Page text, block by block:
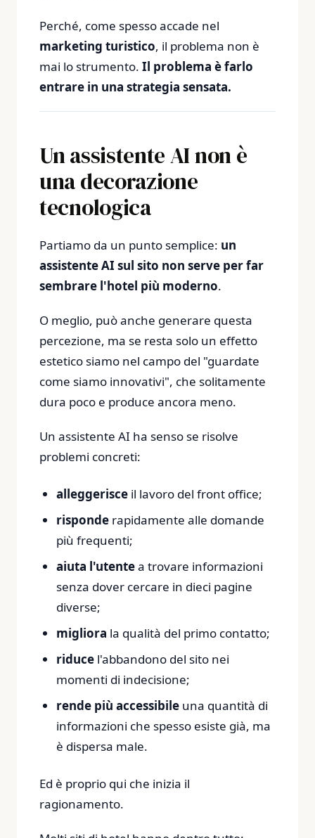
Perché, come spesso accade nel
marketing turistico, il problema non è
mai lo strumento. Il problema è farlo
entrare in una strategia sensata.
Un assistente AI non è
una decorazione
tecnologica
Partiamo da un punto semplice: un
assistente AI sul sito non serve per far
sembrare l'hotel più moderno.
O meglio, può anche generare questa
percezione, ma se resta solo un effetto
estetico siamo nel campo del "guardate
come siamo innovativi", che solitamente
dura poco e produce ancora meno.
Un assistente AI ha senso se risolve
problemi concreti:
alleggerisce il lavoro del front office;
risponde rapidamente alle domande
più frequenti;
aiuta l'utentea trovare informazioni
senza dover cercare in dieci pagine
diverse;
migliora la qualità del primo contatto;
riduce l'abbandono del sito nei
momenti di indecisione;
rende più accessibile una quantità di
informazioni che spesso esiste già, ma
è dispersa male.
Ed è proprio qui che inizia il
ragionamento.